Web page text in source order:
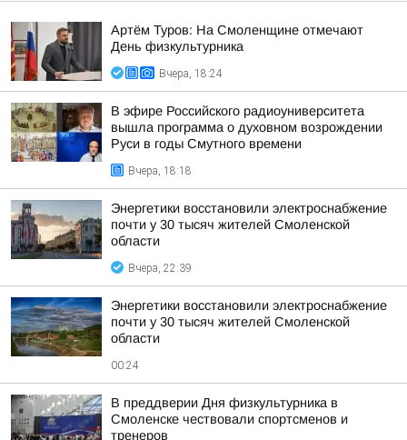
Артём Туров: На Смоленщине отмечают
День физкультурника
Вчера, 18:24
В эфире Российского радиоуниверситета
вышла программа о духовном возрождении
Руси в годы Смутного времени
Вчера, 18:18
Энергетики восстановили электроснабжение
почти у 30 тысяч жителей Смоленской
области
Вчера, 22:39
Энергетики восстановили электроснабжение
почти у 30 тысяч жителей Смоленской
области
00:24
В преддверии Дня физкультурника в
Смоленске чествовали спортсменов и
тренеров